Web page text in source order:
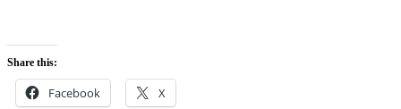
Share this:
Facebook X